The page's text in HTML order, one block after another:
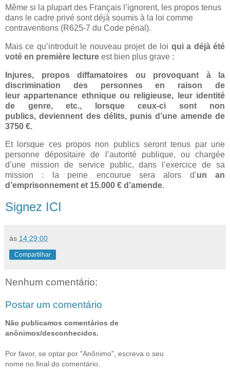
Même si la plupart des Français l’ignorent, les propos tenus
dans le cadre privé sont déjà soumis à la loi comme
contraventions (R625-7 du Code pénal).
Mais ce qu’introduit le nouveau projet de loi qui a déjà été
voté en première lecture est bien plus grave :
Injures, propos diffamatoires ou provoquant à la
discrimination des personnes en raison de
leur appartenance ethnique ou religieuse, leur identité
de genre, etc., lorsque ceux-ci sont non
publics, deviennent des délits, punis d’une amende de
3750 €.
Et lorsque ces propos non publics seront tenus par une
personne dépositaire de l’autorité publique, ou chargée
d’une mission de service public, dans l’exercice de sa
mission : la peine encourue sera alors d’un an
d’emprisonnement et 15.000 € d’amende.
Signez ICI
às 14:29:00
Compartilhar
Nenhum comentário:
Postar um comentário
Não publicamos comentários de
anônimos/desconhecidos.
Por favor, se optar por "Anônimo", escreva o seu
nome no final do comentário.